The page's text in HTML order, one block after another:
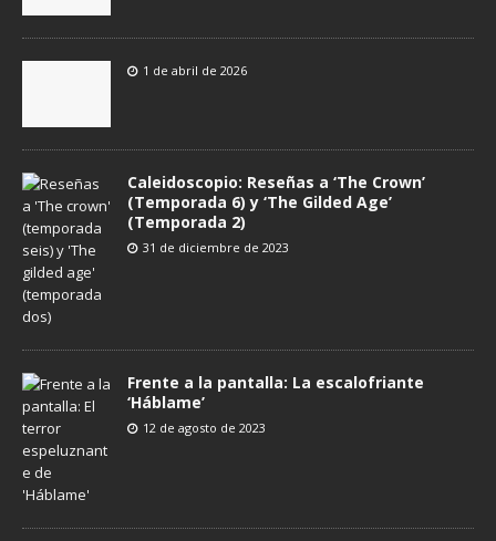
1 de abril de 2026
Caleidoscopio: Reseñas a ‘The Crown’
(Temporada 6) y ‘The Gilded Age’
(Temporada 2)
31 de diciembre de 2023
Frente a la pantalla: La escalofriante
‘Háblame’
12 de agosto de 2023